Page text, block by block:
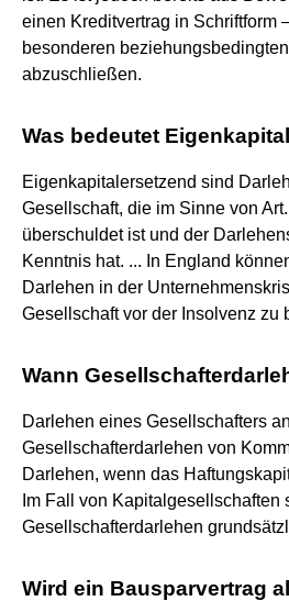
einen Kreditvertrag in Schriftform
besonderen
abzuschließen.
Was bedeutet
Eigenkapitalersetzend sind
Gesellschaft, die im Sinne von
überschuldet ist und der
Kenntnis hat. ... In England
Darlehen in der
Gesellschaft vor der Insolvenz zu
Wann
Darlehen eines Gesellschafters
Gesellschafterdarlehen von
Darlehen, wenn das
Im Fall von Kapitalgesellschaften
Gesellschafterdarlehen
Wird ein Bausparvertrag